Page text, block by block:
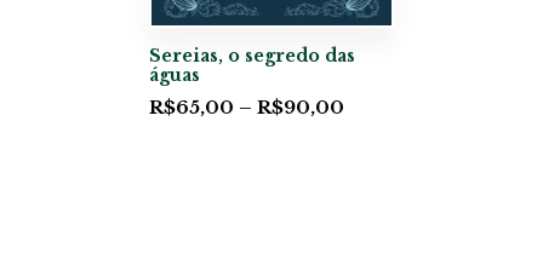
Sereias, o segredo das
águas
R$65,00 – R$90,00